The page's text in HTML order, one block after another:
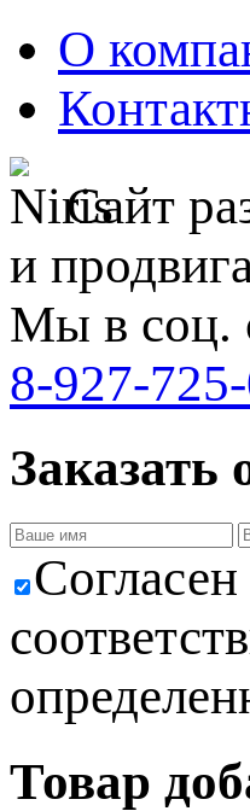
О
Сайт
и
Мы в соц.
8-927-
Заказать
Товар